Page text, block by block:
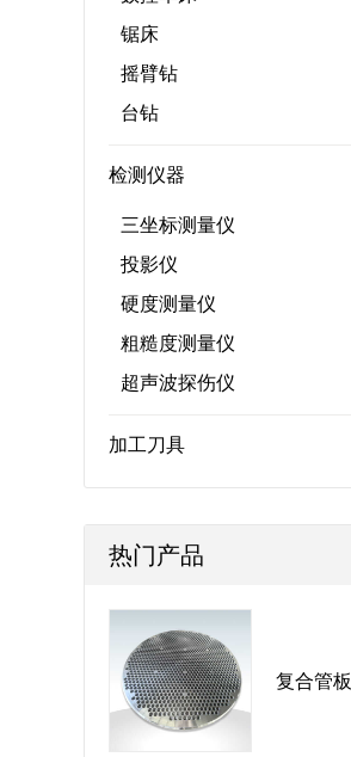
锯床
摇臂钻
台钻
检测仪器
三坐标测量仪
投影仪
硬度测量仪
粗糙度测量仪
超声波探伤仪
加工刀具
热门产品
复合管板